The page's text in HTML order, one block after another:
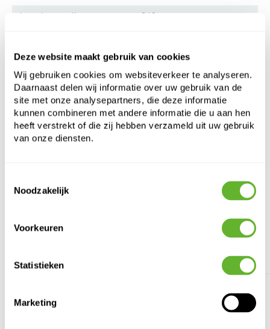
Deze website maakt gebruik van cookies
Wij gebruiken cookies om websiteverkeer te analyseren.
Daarnaast delen wij informatie over uw gebruik van de
site met onze analysepartners, die deze informatie
kunnen combineren met andere informatie die u aan hen
heeft verstrekt of die zij hebben verzameld uit uw gebruik
van onze diensten.
Noodzakelijk
Voorkeuren
Statistieken
Marketing
Aantal per pallet 240
Cultuurpot
90 ltr.
Hoogte:
48
Diameter:
60